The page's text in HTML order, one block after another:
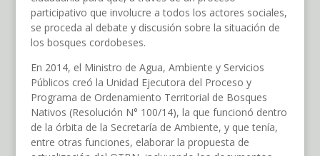
participativo que involucre a todos los actores sociales,
se proceda al debate y discusión sobre la situación de
los bosques cordobeses.
En 2014, el Ministro de Agua, Ambiente y Servicios
Públicos creó la Unidad Ejecutora del Proceso y
Programa de Ordenamiento Territorial de Bosques
Nativos (Resolución N° 100/14), la que funcionó dentro
de la órbita de la Secretaría de Ambiente, y que tenía,
entre otras funciones, elaborar la propuesta de